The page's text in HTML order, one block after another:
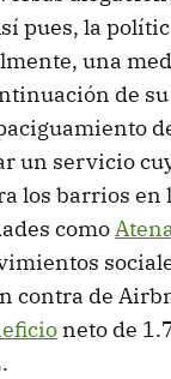
pues, la
una
de
un servicio
los barrios en
como
contra de
neto de